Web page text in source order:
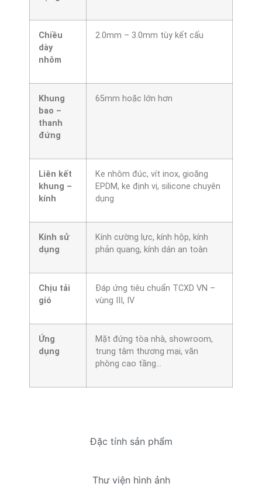
Đặc tính sản phẩm
Thư viện hình ảnh
Chiều
dày
nhôm
2.0mm – 3.0mm tùy kết cấu
Khung
bao –
thanh
đứng
65mm hoặc lớn hơn
Liên kết
khung –
kính
Ke nhôm đúc, vít inox, gioăng
EPDM, ke định vị, silicone chuyên
dụng
Kính sử
dụng
Kính cường lực, kính hộp, kính
phản quang, kính dán an toàn
Chịu tải
gió
Đáp ứng tiêu chuẩn TCXD VN –
vùng III, IV
Ứng
dụng
Mặt đứng tòa nhà, showroom,
trung tâm thương mại, văn
phòng cao tầng…